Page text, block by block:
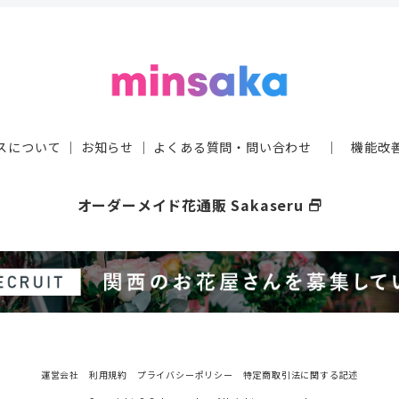
について ｜ お知らせ ｜ よくある質問・問い合わせ ｜機能改
オーダーメイド花通販 Sakaseru select_window
運営会社 利用規約 プライバシーポリシー
特定商取引法に関する記述